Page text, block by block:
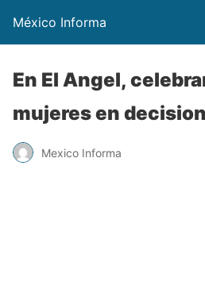
México Informa
En El Angel,
mujeres en
Mexico Informa